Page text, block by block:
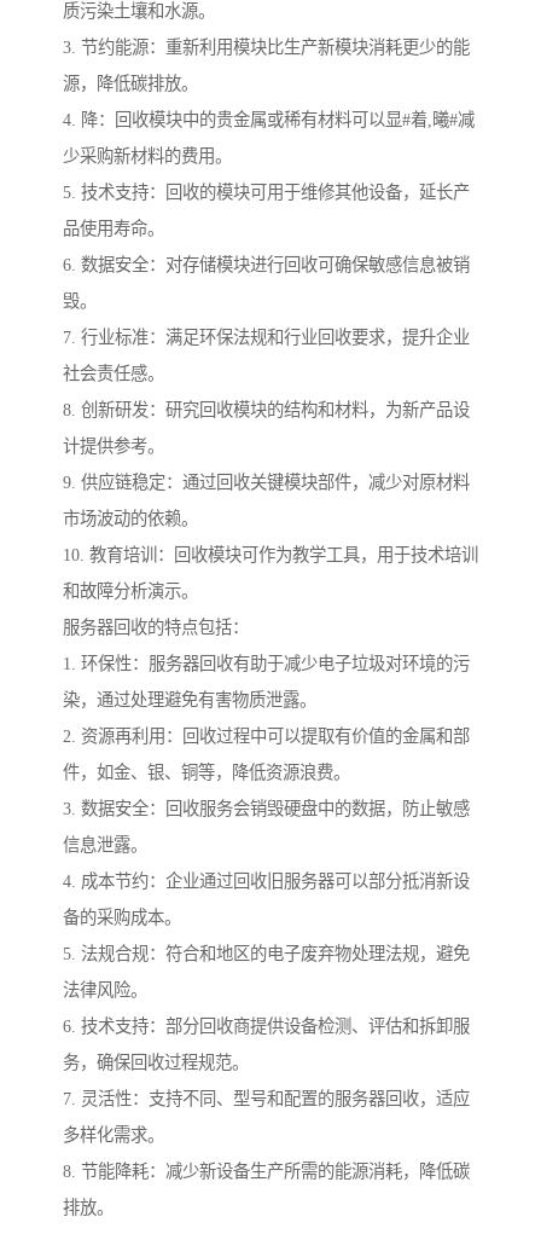
质污染土壤和水源。
3. 节约能源：重新利用模块比生产新模块消耗更少的能
源，降低碳排放。
4. 降：回收模块中的贵金属或稀有材料可以显#着,曦#减
少采购新材料的费用。
5. 技术支持：回收的模块可用于维修其他设备，延长产
品使用寿命。
6. 数据安全：对存储模块进行回收可确保敏感信息被销
毁。
7. 行业标准：满足环保法规和行业回收要求，提升企业
社会责任感。
8. 创新研发：研究回收模块的结构和材料，为新产品设
计提供参考。
9. 供应链稳定：通过回收关键模块部件，减少对原材料
市场波动的依赖。
10. 教育培训：回收模块可作为教学工具，用于技术培训
和故障分析演示。
服务器回收的特点包括：
1. 环保性：服务器回收有助于减少电子垃圾对环境的污
染，通过处理避免有害物质泄露。
2. 资源再利用：回收过程中可以提取有价值的金属和部
件，如金、银、铜等，降低资源浪费。
3. 数据安全：回收服务会销毁硬盘中的数据，防止敏感
信息泄露。
4. 成本节约：企业通过回收旧服务器可以部分抵消新设
备的采购成本。
5. 法规合规：符合和地区的电子废弃物处理法规，避免
法律风险。
6. 技术支持：部分回收商提供设备检测、评估和拆卸服
务，确保回收过程规范。
7. 灵活性：支持不同、型号和配置的服务器回收，适应
多样化需求。
8. 节能降耗：减少新设备生产所需的能源消耗，降低碳
排放。